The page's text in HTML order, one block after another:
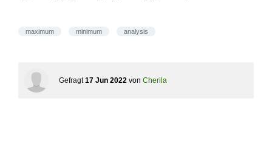
maximum minimum analysis
Gefragt 17 Jun 2022 von Cherila